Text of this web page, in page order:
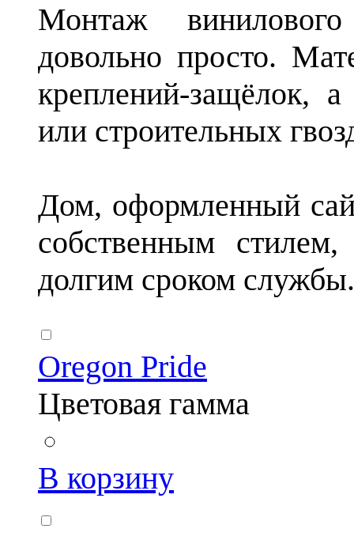
Монтаж
довольно просто.
креплений-защёлок,
или строительных
Дом, оформленный
собственным
долгим сроком службы.
Oregon Pride
Цветовая гамма
В корзину